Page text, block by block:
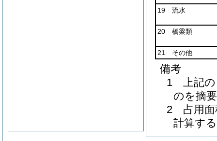
19 流水
20 橋梁類
21 その他
備考
1 上記の
のを摘
2 占用面
計算す